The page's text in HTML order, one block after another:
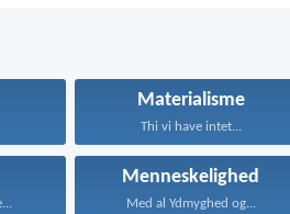
Materialisme
Thi vi have intet...
Menneskelighed
Med al Ydmyghed og...